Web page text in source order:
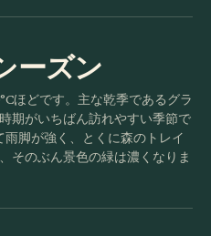
ーズン
ほどです。主な乾季であるグラ
期がいちばん訪れやすい季節で
脚が強く、とくに森のトレイ
そのぶん景色の緑は濃くなりま